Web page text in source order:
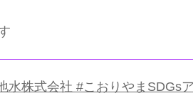
水株式会社 #こおりやまSDGs